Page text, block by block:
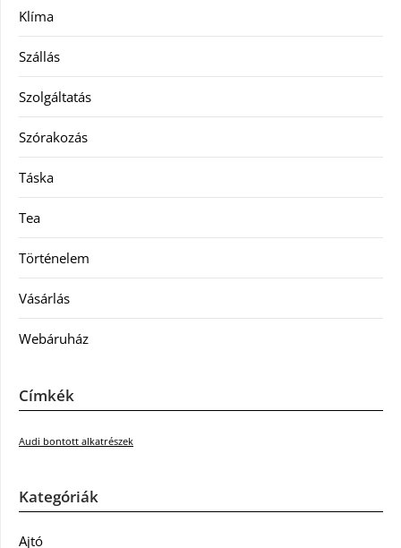
Klíma
Szállás
Szolgáltatás
Szórakozás
Táska
Tea
Történelem
Vásárlás
Webáruház
Címkék
Audi bontott alkatrészek
Kategóriák
Ajtó